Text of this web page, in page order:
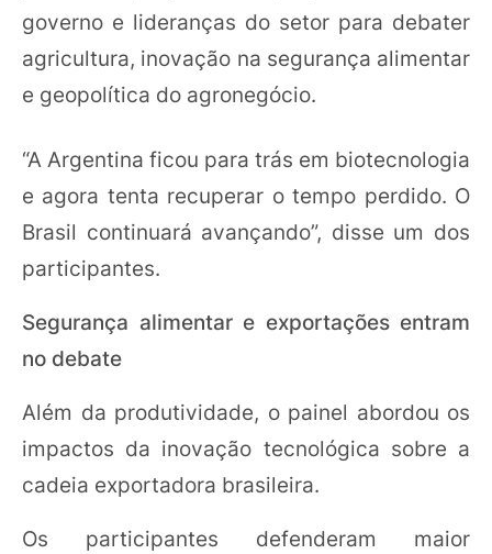
governo e lideranças do setor para debater
agricultura, inovação na segurança alimentar
e geopolítica do agronegócio.
“A Argentina ficou para trás em biotecnologia
e agora tenta recuperar o tempo perdido. O
Brasil continuará avançando”, disse um dos
participantes.
Segurança alimentar e exportações entram
no debate
Além da produtividade, o painel abordou os
impactos da inovação tecnológica sobre a
cadeia exportadora brasileira.
Os participantes defenderam maior